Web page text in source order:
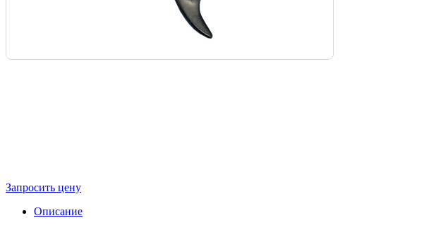
Запросить цену
Описание